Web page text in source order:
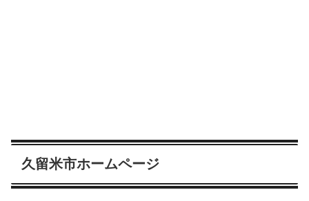
久留米市ホームページ